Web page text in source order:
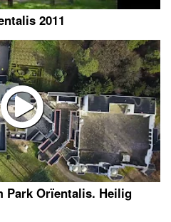
2011
Park Orïentalis. Heilig